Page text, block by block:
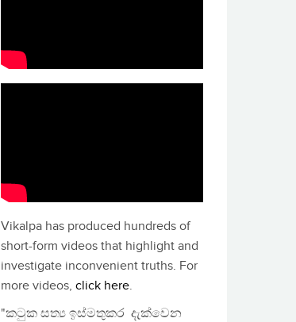
Vikalpa has produced hundreds of
short-form videos that highlight and
investigate inconvenient truths. For
more videos, click here.
"කටුක සත්‍ය ඉස්මතුකර දැක්වෙන